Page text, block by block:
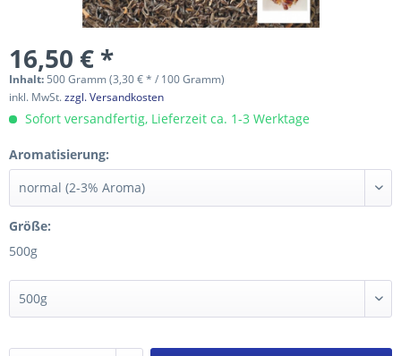
16,50 € *
Inhalt: 500 Gramm (3,30 € * / 100 Gramm)
inkl. MwSt.zzgl. Versandkosten
Sofort versandfertig, Lieferzeit ca. 1-3 Werktage
Aromatisierung:
Größe:
500g